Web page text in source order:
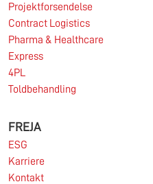
Projektforsendelse
Contract Logistics
Pharma & Healthcare
Express
4PL
Toldbehandling
FREJA
ESG
Karriere
Kontakt